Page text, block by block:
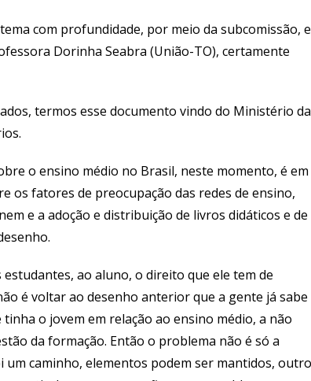
com profundidade, por meio da subcomissão, e
Dorinha Seabra (União-TO), certamente
termos esse documento vindo do Ministério da
o ensino médio no Brasil, neste momento, é em
os fatores de preocupação das redes de ensino,
e a adoção e distribuição de livros didáticos e de
ao aluno, o direito que ele tem de
é voltar ao desenho anterior que a gente já sabe
o jovem em relação ao ensino médio, a não
da formação. Então o problema não é só a
caminho, elementos podem ser mantidos,